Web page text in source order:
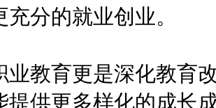
充分的就业创业。
育更是深化教育改
提供更多样化的成长